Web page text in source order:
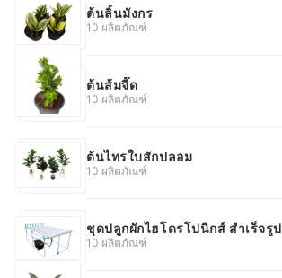
ต้นลิ้นมังกร
10 ผลิตภัณฑ์
ต้นส้มจี๊ด
10 ผลิตภัณฑ์
ต้นไทรใบสักปลอม
10 ผลิตภัณฑ์
ชุดปลูกผักไฮโดรโปนิกส์ สําเร็จรูป
10 ผลิตภัณฑ์